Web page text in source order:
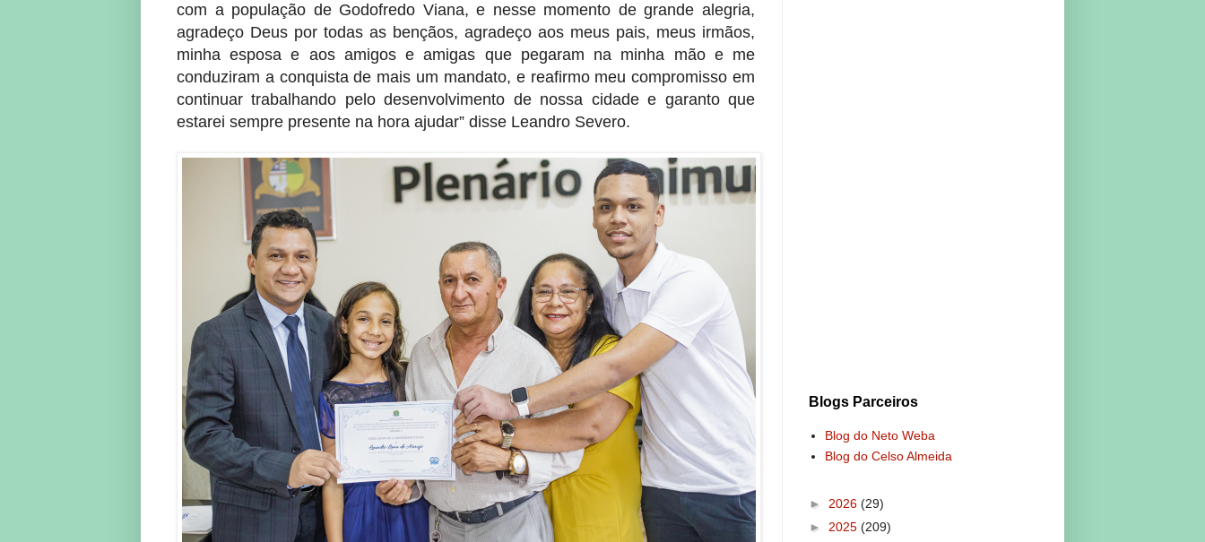
com a população de Godofredo Viana, e nesse momento de grande alegria,
agradeço Deus por todas as bençãos, agradeço aos meus pais, meus irmãos,
minha esposa e aos amigos e amigas que pegaram na minha mão e me
conduziram a conquista de mais um mandato, e reafirmo meu compromisso em
continuar trabalhando pelo desenvolvimento de nossa cidade e garanto que
estarei sempre presente na hora ajudar” disse Leandro Severo.
Blogs Parceiros
Blog do Neto Weba
Blog do Celso Almeida
► 2026 (29)
► 2025 (209)